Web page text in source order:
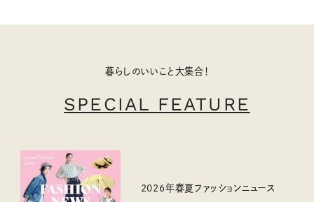
暮らしのいいこと大集合！
SPECIAL FEATURE
2026年春夏ファッションニュース